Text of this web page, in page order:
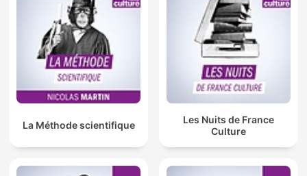
La Méthode scientifique
Les Nuits de France
Culture